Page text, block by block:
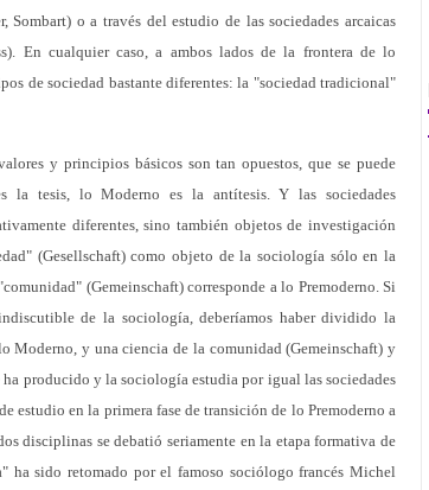
o a través del estudio de las sociedades arcaicas
En cualquier caso, a ambos lados de la frontera de lo
de sociedad bastante diferentes: la "sociedad tradicional"
y principios básicos son tan opuestos, que se puede
la tesis, lo Moderno es la antítesis. Y las sociedades
diferentes, sino también objetos de investigación
(Gesellschaft) como objeto de la sociología sólo en la
(Gemeinschaft) corresponde a lo Premoderno. Si
de la sociología, deberíamos haber dividido la
Moderno, y una ciencia de la comunidad (Gemeinschaft) y
producido y la sociología estudia por igual las sociedades
estudio en la primera fase de transición de lo Premoderno a
disciplinas se debatió seriamente en la etapa formativa de
ha sido retomado por el famoso sociólogo francés Michel